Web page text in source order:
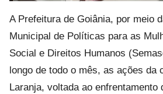
A Prefeitura de Goiânia, por meio
Municipal de Políticas para as
Social e Direitos Humanos
longo de todo o mês, as ações da
Laranja, voltada ao enfrentamento